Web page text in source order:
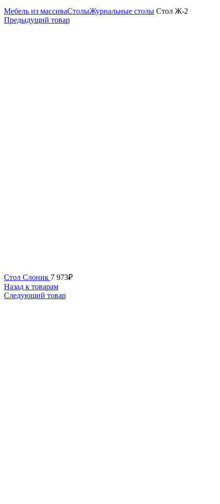
Мебель из массиваСтолыЖурнальные столы Стол Ж-2
Предыдущий товар
Стол Слоник 7 973₽
Назад к товарам
Следующий товар